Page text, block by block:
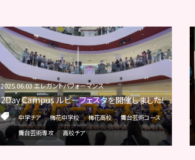
2025.06.03 エレガントパフォーマンス
2Day Campus ルビーフェスタを開催しました！
中学チア 梅花中学校 梅花高校
舞台芸術コース
舞台芸術専攻
高校チア